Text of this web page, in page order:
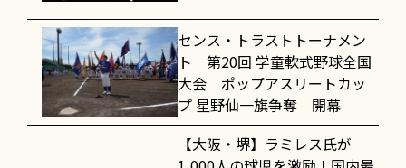
センス・トラストトーナメン
ト 第20回 学童軟式野球全国
大会 ポップアスリートカッ
プ 星野仙一旗争奪 開幕
【大阪・堺】ラミレス氏が